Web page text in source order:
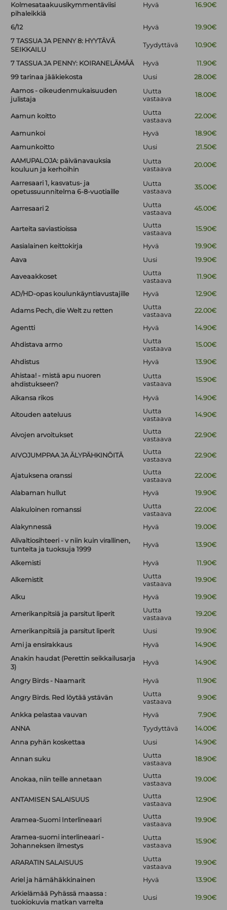
Kolmesataakuusikymmentäviisi
pihaleikkiä
Hyvä 16.90€
6/12 Hyvä
19.90€
7 TASSUA JA PENNY 8: HYYTÄVÄ
SEIKKAILU
Tyydyttävä 10.90€
7 TASSUA JA PENNY: KOIRANELÄMÄÄ Hyvä
11.90€
99 tarinaa jääkiekosta
Uusi
28.00€
Aamos - oikeudenmukaisuuden
julistaja
Uutta
vastaava
18.00€
Aamun koitto
Uutta
vastaava
22.00€
Aamunkoi Hyvä
18.90€
Aamunkoitto
Uusi
21.50€
AAMUPALOJA: päivänavauksia
kouluun ja kerhoihin
Uutta
vastaava
20.00€
Aarresaari 1, kasvatus- ja
opetussuunnitelma 6-8-vuotiaille
Uutta
vastaava
35.00€
Aarresaari 2
Uutta
vastaava
45.00€
Aarteita saviastioissa
Uutta
vastaava
15.90€
Aasialainen keittokirja Hyvä
19.90€
Aava
Uusi 19.90€
Aaveaakkoset
Uutta
vastaava
11.90€
AD/HD-opas koulunkäyntiavustajille Hyvä 12.90€
Adams Pech, die Welt zu retten
Uutta
vastaava
22.00€
Agentti Hyvä 14.90€
Ahdistava armo
Uutta
vastaava
15.00€
Ahdistus Hyvä
13.90€
Ahistaa! - mistä apu nuoren
ahdistukseen?
Uutta
vastaava
15.90€
Aikansa rikos Hyvä 14.90€
Aitouden aateluus
Uutta
vastaava
14.90€
Aivojen arvoitukset
Uutta
vastaava
22.90€
AIVOJUMPPAA JA ÄLYPÄHKINÖITÄ
Uutta
vastaava
22.90€
Ajatuksena oranssi
Uutta
vastaava
22.00€
Alabaman hullut Hyvä 19.90€
Alakuloinen romanssi
Uutta
vastaava
22.00€
Alakynnessä Hyvä
19.00€
Alivaltiosihteeri - v niin kuin virallinen,
tunteita ja tuoksuja 1999
Hyvä 13.90€
Alkemisti Hyvä 11.90€
Alkemistit
Uutta
vastaava
19.90€
Alku Hyvä 19.90€
Amerikanpitsiä ja parsitut liperit
Uutta
vastaava
19.20€
Amerikanpitsiä ja parsitut liperit Uusi
19.90€
Ami ja ensirakkaus
Hyvä
14.90€
Anakin haudat (Perettin seikkailusarja
3)
Hyvä 14.90€
Angry Birds - Naamarit Hyvä 11.90€
Angry Birds. Red löytää ystävän
Uutta
vastaava
9.90€
Ankka pelastaa vauvan Hyvä
7.90€
ANNA
Tyydyttävä
14.00€
Anna pyhän koskettaa
Uusi 14.90€
Annan suku
Uutta
vastaava
18.90€
Anokaa, niin teille annetaan
Uutta
vastaava
19.00€
ANTAMISEN SALAISUUS
Uutta
vastaava
12.90€
Aramea-Suomi Interlineaari
Uutta
vastaava
19.90€
Aramea-suomi interlineaari -
Johanneksen ilmestys
Uutta
vastaava
15.90€
ARARATIN SALAISUUS
Uutta
vastaava
19.90€
Ariel ja hämähäkkinainen Hyvä
13.90€
Arkielämää Pyhässä maassa :
tuokiokuvia matkan varrelta
Uusi 19.90€